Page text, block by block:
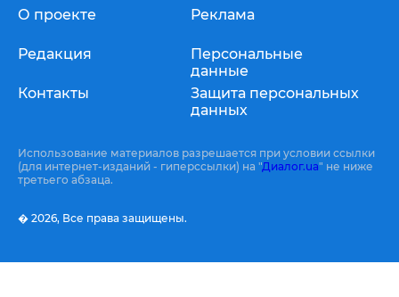
О проекте
Редакция
Контакты
Реклама
Персональные
данные
Защита персональных
данных
Использование материалов разрешается при условии ссылки
(для интернет-изданий - гиперссылки) на "Диалог.ua" не ниже
третьего абзаца.
� 2026, Все права защищены.